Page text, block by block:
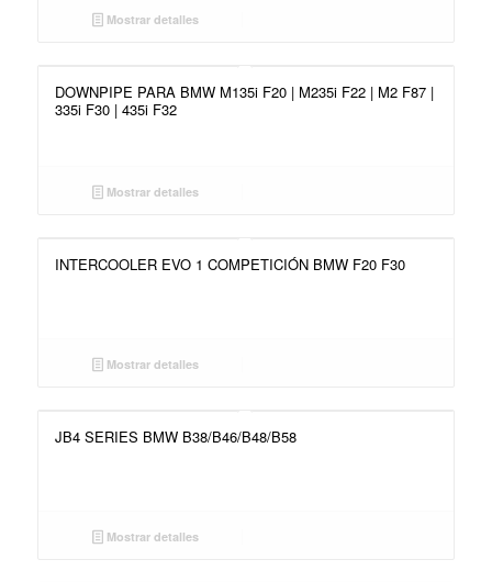
Mostrar detalles
DOWNPIPE PARA BMW M135i F20 | M235i F22 | M2 F87 |
335i F30 | 435i F32
Mostrar detalles
INTERCOOLER EVO 1 COMPETICIÓN BMW F20 F30
Mostrar detalles
JB4 SERIES BMW B38/B46/B48/B58
Mostrar detalles